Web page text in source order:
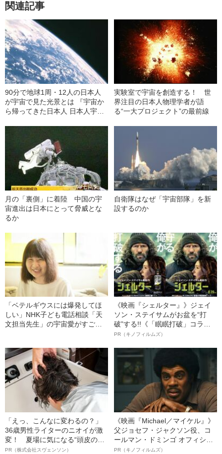
関連記事
90分で地球1周・12人の日本人
が宇宙で見た光景とは 『宇宙か
ら帰ってきた日本人 日本人宇宙
実験室で宇宙を創造する！ 世
界注目の日本人物理学者が語
る“一大プロジェクト”の最前線
月の「裏側」に着陸 中国の宇
宙進出は日本にとって脅威とな
るか
自衛隊はなぜ「宇宙部隊」を新
設するのか
「ベテルギウスには爆発してほ
しい」NHK子ども電話相談「天
文担当先生」の宇宙愛がすごす
《映画『シェルター』》ジェイ
ソン・ステイサムがお盆を“打
破”する!!《「眠眠打破」コラ
ボ》
PR（キノフィルムズ）
「えっ、こんなに変わるの？」
36歳男性ライターのニオイが激
変！ 夏場に気になる“頭皮のニ
オイ”や“ベタつき”を解消す
PR（株式会社スヴェンソン）
《映画『Michael／マイケル』》
父ジョセフ・ジャクソン役、コ
ールマン・ドミンゴ オフィシャ
ルインタビュー“観客を魅了した
PR（キノフィルムズ）